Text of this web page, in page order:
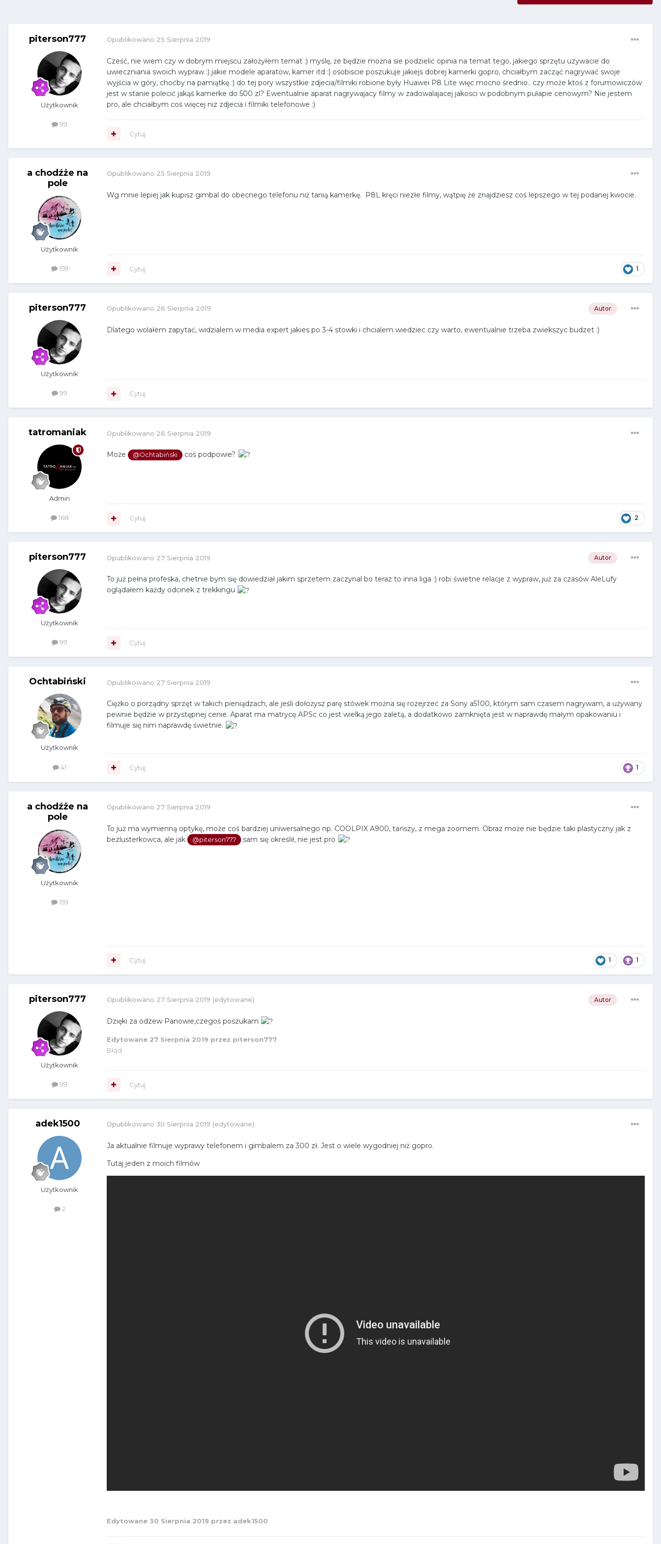
piterson777
Użytkownik
99
Opublikowano 25 Sierpnia 2019
Cześć, nie wiem czy w dobrym miejscu założyłem temat :) myślę, że będzie można sie podzielić opinia na temat tego, jakiego sprzętu uzywacie do
uwieczniania swoich wypraw :) jakie modele aparatow, kamer itd :) osobiscie poszukuje jakiejs dobrej kamerki gopro, chciałbym zacząć nagrywać swoje
wyjścia w góry, choćby na pamiątkę :) do tej pory wszystkie zdjecia/filmiki robione były Huawei P8 Lite więc mocno średnio.. czy może ktoś z forumowiczów
jest w stanie polecić jakąś kamerke do 500 zl? Ewentualnie aparat nagrywajacy filmy w zadowalajacej jakosci w podobnym pułapie cenowym? Nie jestem
pro, ale chciałbym coś więcej niz zdjecia i filmiki telefonowe :)
Cytuj
a chodźże na
pole
Użytkownik
159
Opublikowano 25 Sierpnia 2019
Wg mnie lepiej jak kupisz gimbal do obecnego telefonu niż tanią kamerkę. P8L kręci niezłe filmy, wątpię że znajdziesz coś lepszego w tej podanej kwocie.
1
Cytuj
piterson777
Użytkownik
99
Autor
Opublikowano 26 Sierpnia 2019
Dlatego wolałem zapytać, widzialem w media expert jakies po 3-4 stowki i chcialem wiedziec czy warto, ewentualnie trzeba zwiekszyc budzet :)
Cytuj
tatromaniak
Admin
168
Opublikowano 26 Sierpnia 2019
Może @Ochtabiński coś podpowie?
2
Cytuj
piterson777
Użytkownik
99
Autor
Opublikowano 27 Sierpnia 2019
To już pełna profeska, chetnie bym się dowiedział jakim sprzetem zaczynal bo teraz to inna liga :) robi świetne relacje z wypraw, już za czasów AleLufy
oglądałem każdy odcinek z trekkingu
Cytuj
Ochtabiński
Użytkownik
41
Opublikowano 27 Sierpnia 2019
Ciężko o porządny sprzęt w takich pieniądzach, ale jeśli dołożysz parę stówek można się rozejrzeć za Sony a5100, którym sam czasem nagrywam, a używany
pewnie będzie w przystępnej cenie. Aparat ma matrycę APSc co jest wielką jego zaletą, a dodatkowo zamknięta jest w naprawdę małym opakowaniu i
filmuje się nim naprawdę świetnie.
1
Cytuj
a chodźże na
pole
Użytkownik
159
Opublikowano 27 Sierpnia 2019
To już ma wymienną optykę, może coś bardziej uniwersalnego np. COOLPIX A900, tańszy, z mega zoomem. Obraz może nie będzie taki plastyczny jak z
bezlusterkowca, ale jak
@piterson777 sam się określił, nie jest pro
1 1
Cytuj
piterson777
Użytkownik
99
Autor
Opublikowano 27 Sierpnia 2019 (edytowane)
Dzięki za odzew Panowie,czegoś poszukam
Edytowane 27 Sierpnia 2019 przez piterson777
Błąd
Cytuj
adek1500
Użytkownik
2
Opublikowano 30 Sierpnia 2019 (edytowane)
Ja aktualnie filmuje wyprawy telefonem i gimbalem za 300 zł. Jest o wiele wygodniej niż gopro.
Tutaj jeden z moich filmów
Edytowane 30 Sierpnia 2019 przez adek1500